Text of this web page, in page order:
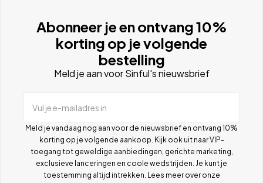
Abonneer je en ontvang 10%
korting op je volgende
bestelling
Meld je aan voor Sinful's nieuwsbrief
Vul je e-mailadres in
Meld je vandaag nog aan voor de nieuwsbrief en ontvang 10%
korting op je volgende aankoop. Kijk ook uit naar VIP-
toegang tot geweldige aanbiedingen, gerichte marketing,
exclusieve lanceringen en coole wedstrijden. Je kunt je
toestemming altijd intrekken. Lees meer over onze